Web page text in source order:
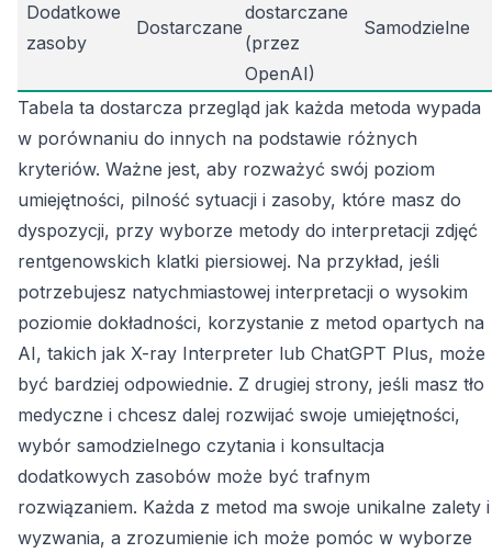
Dodatkowe
zasoby
Dostarczane
dostarczane
(przez
OpenAI)
Samodzielne
Tabela ta dostarcza przegląd jak każda metoda wypada
w porównaniu do innych na podstawie różnych
kryteriów. Ważne jest, aby rozważyć swój poziom
umiejętności, pilność sytuacji i zasoby, które masz do
dyspozycji, przy wyborze metody do interpretacji zdjęć
rentgenowskich klatki piersiowej. Na przykład, jeśli
potrzebujesz natychmiastowej interpretacji o wysokim
poziomie dokładności, korzystanie z metod opartych na
AI, takich jak X-ray Interpreter lub ChatGPT Plus, może
być bardziej odpowiednie. Z drugiej strony, jeśli masz tło
medyczne i chcesz dalej rozwijać swoje umiejętności,
wybór samodzielnego czytania i konsultacja
dodatkowych zasobów może być trafnym
rozwiązaniem. Każda z metod ma swoje unikalne zalety i
wyzwania, a zrozumienie ich może pomóc w wyborze